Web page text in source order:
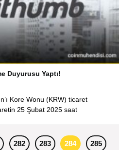
Duyurusu Yaptı!
Kore Wonu (KRW) ticaret
25 Şubat 2025 saat
282 283 284
285